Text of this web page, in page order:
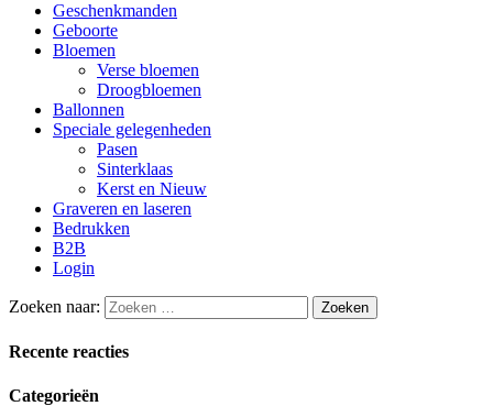
Geschenkmanden
Geboorte
Bloemen
Verse bloemen
Droogbloemen
Ballonnen
Speciale gelegenheden
Pasen
Sinterklaas
Kerst en Nieuw
Graveren en laseren
Bedrukken
B2B
Login
Zoeken naar:
Recente reacties
Categorieën